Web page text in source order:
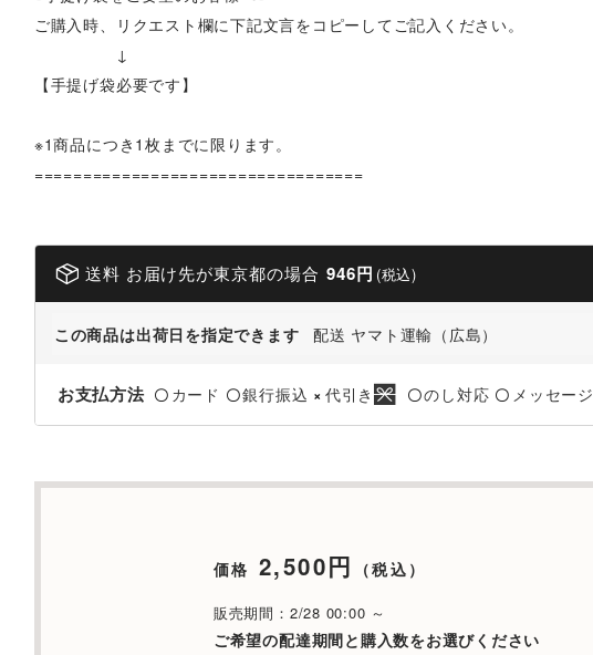
ご購入時、リクエスト欄に下記文言をコピーしてご記入ください。
↓
【手提げ袋必要です】
※1商品につき1枚までに限ります。
==================================
送料 お届け先が東京都の場合 946円 (税込)
この商品は出荷日を指定できます 配送 ヤマト運輸（広島）
お支払方法 〇 カード 〇銀行振込 × 代引き 〇のし対応 〇 メッセー
価格 2,500円 （税込）
販売期間：2/28 00:00 ～
ご希望の配達期間と購入数をお選びください